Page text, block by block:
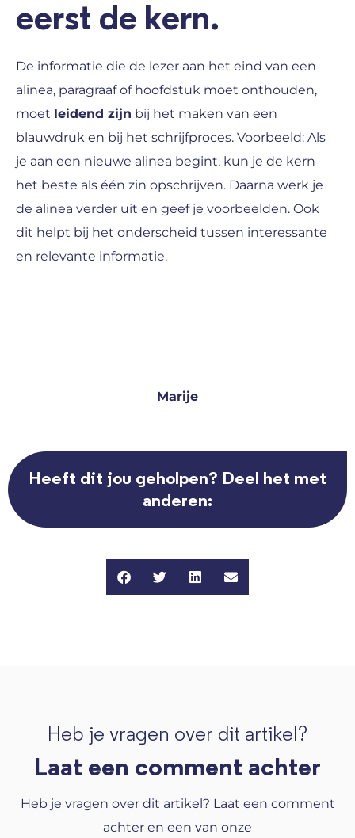
eerst de kern.
De informatie die de lezer aan het eind van een
alinea, paragraaf of hoofdstuk moet onthouden,
moet leidend zijn bij het maken van een
blauwdruk en bij het schrijfproces. Voorbeeld: Als
je aan een nieuwe alinea begint, kun je de kern
het beste als één zin opschrijven. Daarna werk je
de alinea verder uit en geef je voorbeelden. Ook
dit helpt bij het onderscheid tussen interessante
en relevante informatie.
Marije
Heeft dit jou geholpen? Deel het met
anderen:
Heb je vragen over dit artikel?
Laat een comment achter
Heb je vragen over dit artikel? Laat een comment
achter en een van onze